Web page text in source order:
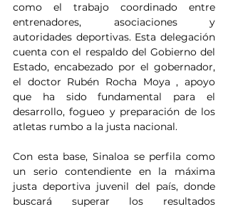
como el trabajo coordinado entre
entrenadores, asociaciones y
autoridades deportivas. Esta delegación
cuenta con el respaldo del Gobierno del
Estado, encabezado por el gobernador,
el doctor Rubén Rocha Moya , apoyo
que ha sido fundamental para el
desarrollo, fogueo y preparación de los
atletas rumbo a la justa nacional.
Con esta base, Sinaloa se perfila como
un serio contendiente en la máxima
justa deportiva juvenil del país, donde
buscará superar los resultados